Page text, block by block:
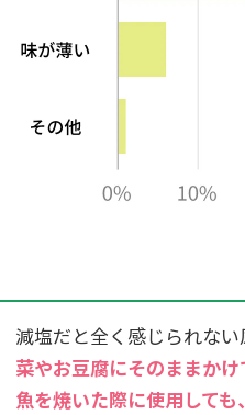
減塩だと全く感じられない
菜やお豆腐にそのままかけ
魚を焼いた際に使用しても